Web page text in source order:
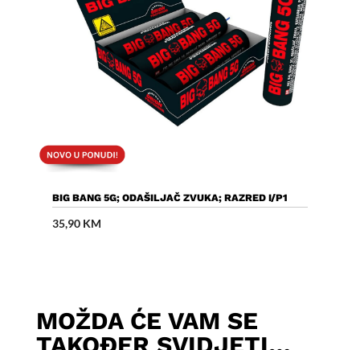
Dodaj U Košaricu
BIG BANG 5G; ODAŠILJAČ ZVUKA; RAZRED I/P1
35,90 KM
MOŽDA ĆE VAM SE